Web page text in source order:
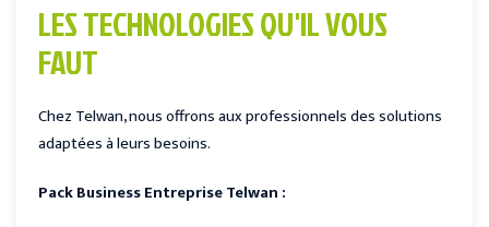
LES TECHNOLOGIES QU'IL VOUS
FAUT
Chez Telwan, nous offrons aux professionnels des solutions
adaptées à leurs besoins.
Pack Business Entreprise Telwan :